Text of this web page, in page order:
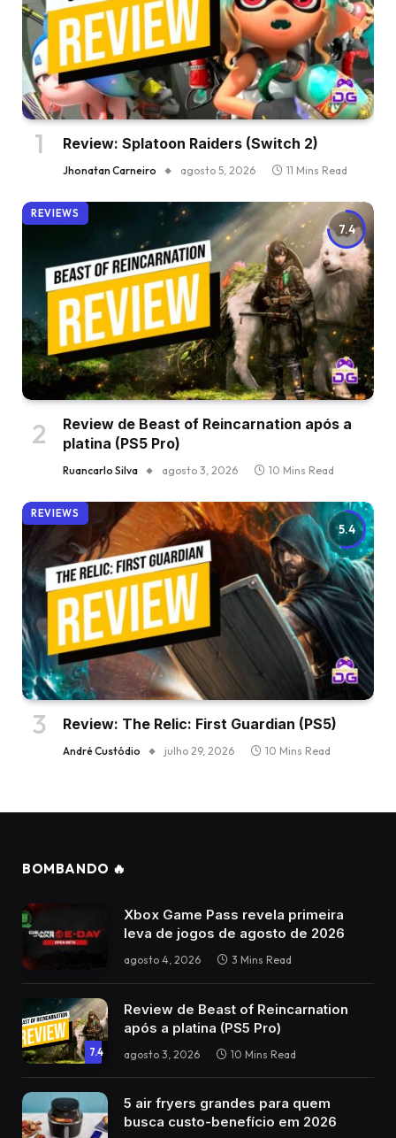
Review: Splatoon Raiders (Switch 2)
Jhonatan Carneiro agosto 5, 2026 11 Mins Read
7.4
REVIEWS
Review de Beast of Reincarnation após a
platina (PS5 Pro)
Ruancarlo Silva agosto 3, 2026 10 Mins Read
5.4
REVIEWS
Review: The Relic: First Guardian (PS5)
André Custódio julho 29, 2026 10 Mins Read
BOMBANDO 🔥
Xbox Game Pass revela primeira
leva de jogos de agosto de 2026
agosto 4, 2026 3 Mins Read
7.4
Review de Beast of Reincarnation
após a platina (PS5 Pro)
agosto 3, 2026 10 Mins Read
5 air fryers grandes para quem
busca custo-benefício em 2026